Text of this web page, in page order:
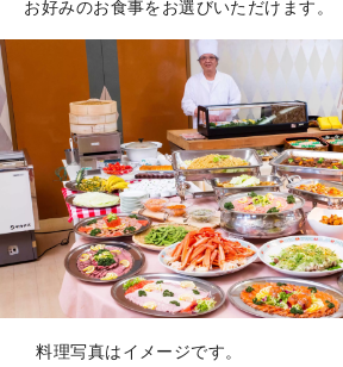
お好みのお食事をお選びいただけます。
料理写真はイメージです。